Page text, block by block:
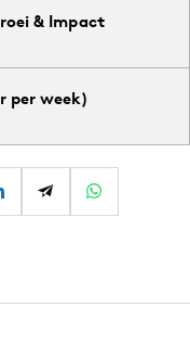
& Impact
per week)